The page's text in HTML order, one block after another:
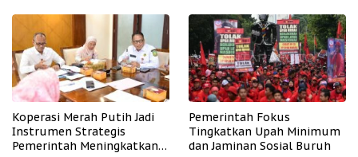
Koperasi Merah Putih Jadi
Instrumen Strategis
Pemerintah Meningkatkan
Pemerintah Fokus
Tingkatkan Upah Minimum
dan Jaminan Sosial Buruh